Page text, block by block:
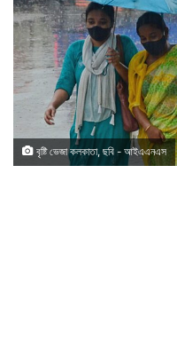
বৃষ্টি ভেজা কলকাতা, ছবি - আইএএনএস